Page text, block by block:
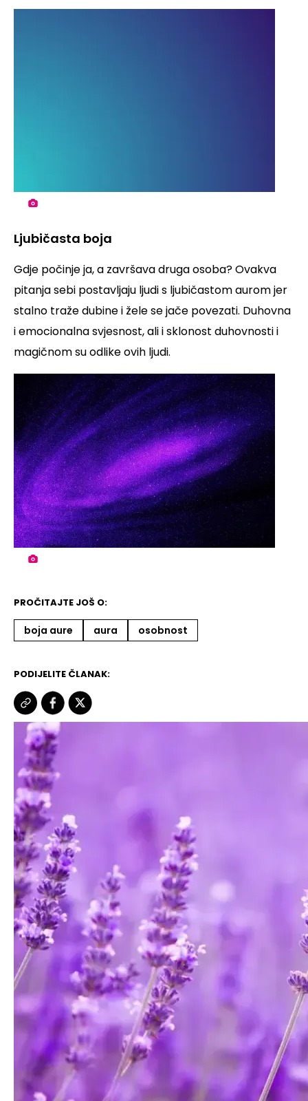
Ljubičasta boja
Gdje počinje ja, a završava druga osoba? Ovakva
pitanja sebi postavljaju ljudi s ljubičastom aurom jer
stalno traže dubine i žele se jače povezati. Duhovna
i emocionalna svjesnost, ali i sklonost duhovnosti i
magičnom su odlike ovih ljudi.
PROČITAJTE JOŠ O:
boja aure aura osobnost
PODIJELITE ČLANAK: